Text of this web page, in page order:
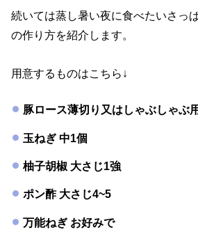
続いては蒸し暑い夜に食べたいさっ
の作り方を紹介します。
用意するものはこちら↓
豚ロース薄切り又はしゃぶしゃぶ
玉ねぎ 中1個
柚子胡椒 大さじ1強
ポン酢 大さじ4~5
万能ねぎ お好みで